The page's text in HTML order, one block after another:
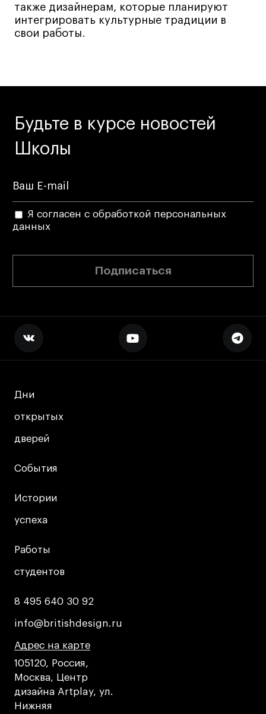
также дизайнерам, которые планируют
интегрировать культурные традиции в
свои работы.
Будьте в курсе новостей
Школы
Я согласен с обработкой персональных
данных
Подписаться
Дни
открытых
дверей
Дни
открытых
дверей
События
События
Истории
успеха
Истории
успеха
Работы
студентов
Работы
студентов
8 495 640 30 92
8 495 640 30 92
info@britishdesign.ru
info@britishdesign.ru
Адрес на карте
Адрес на карте
Адрес на карте
105120, Россия,
Москва, Центр
дизайна Artplay, ул.
Нижняя